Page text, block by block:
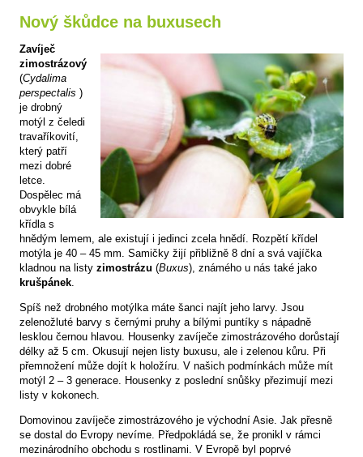
Nový škůdce na buxusech
Zavíječ
zimostrázový
(Cydalima
perspectalis )
je drobný
motýl z čeledi
travaříkovití,
který patří
mezi dobré
letce.
Dospělec má
obvykle bílá
křídla s
hnědým lemem, ale existují i jedinci zcela hnědí. Rozpětí křídel
motýla je 40 – 45 mm. Samičky žijí přibližně 8 dní a svá vajíčka
kladnou na listy zimostrázu (Buxus), známého u nás také jako
krušpánek.
Spíš než drobného motýlka máte šanci najít jeho larvy. Jsou
zelenožluté barvy s černými pruhy a bílými puntíky s nápadně
lesklou černou hlavou. Housenky zavíječe zimostrázového dorůstají
délky až 5 cm. Okusují nejen listy buxusu, ale i zelenou kůru. Při
přemnožení může dojít k holožíru. V našich podmínkách může mít
motýl 2 – 3 generace. Housenky z poslední snůšky přezimují mezi
listy v kokonech.
Domovinou zavíječe zimostrázového je východní Asie. Jak přesně
se dostal do Evropy nevíme. Předpokládá se, že pronikl v rámci
mezinárodního obchodu s rostlinami. V Evropě byl poprvé